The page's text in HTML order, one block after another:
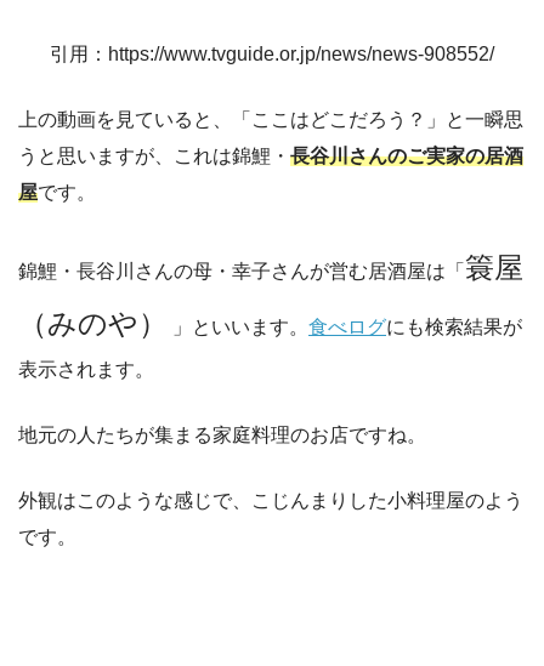
引用：https://www.tvguide.or.jp/news/news-908552/
上の動画を見ていると、「ここはどこだろう？」と一瞬思
うと思いますが、これは錦鯉・ 長谷川さんのご実家の居酒
屋です。
錦鯉・長谷川さんの母・幸子さんが営む居酒屋は「 簑屋
（みのや）
」といいます。 食べログにも検索結果が
表示されます。
地元の人たちが集まる家庭料理のお店ですね。
外観はこのような感じで、こじんまりした小料理屋のよう
です。